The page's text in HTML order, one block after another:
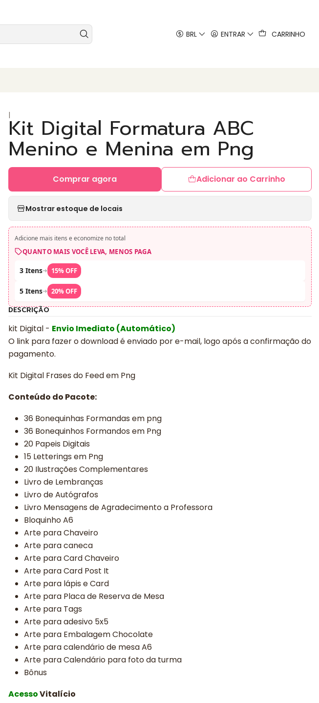
BRL ENTRAR CARRINHO
|Kit Digital Formatura ABC
Menino e Menina em Png
Adicionar ao Carrinho
Comprar agora
Mostrar estoque de locais
Adicione mais itens e economize no total
QUANTO MAIS VOCÊ LEVA, MENOS PAGA
3 Itens➜ 15% OFF
5 Itens➜ 20% OFF
DESCRIÇÃO
kit Digital - Envio Imediato (Automático)
O link para fazer o download é enviado por e-mail, logo após a confirmação do
pagamento.
Kit Digital Frases do Feed em Png
Conteúdo do Pacote:
36 Bonequinhas Formandas em png
36 Bonequinhos Formandos em Png
20 Papeis Digitais
15 Letterings em Png
20 Ilustrações Complementares
Livro de Lembranças
Livro de Autógrafos
Livro Mensagens de Agradecimento a Professora
Bloquinho A6
Arte para Chaveiro
Arte para caneca
Arte para Card Chaveiro
Arte para Card Post It
Arte para lápis e Card
Arte para Placa de Reserva de Mesa
Arte para Tags
Arte para adesivo 5x5
Arte para Embalagem Chocolate
Arte para calendário de mesa A6
Arte para Calendário para foto da turma
Bônus
AcessoVitalício